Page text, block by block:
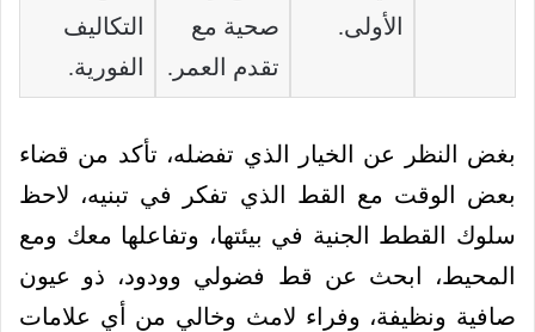
الأولى.
صحية مع
تقدم العمر.
التكاليف
الفورية.
بغض النظر عن الخيار الذي تفضله، تأكد من قضاء
بعض الوقت مع القط الذي تفكر في تبنيه، لاحظ
سلوك القطط الجنية في بيئتها، وتفاعلها معك ومع
المحيط، ابحث عن قط فضولي وودود، ذو عيون
صافية ونظيفة، وفراء لامث وخالي من أي علامات